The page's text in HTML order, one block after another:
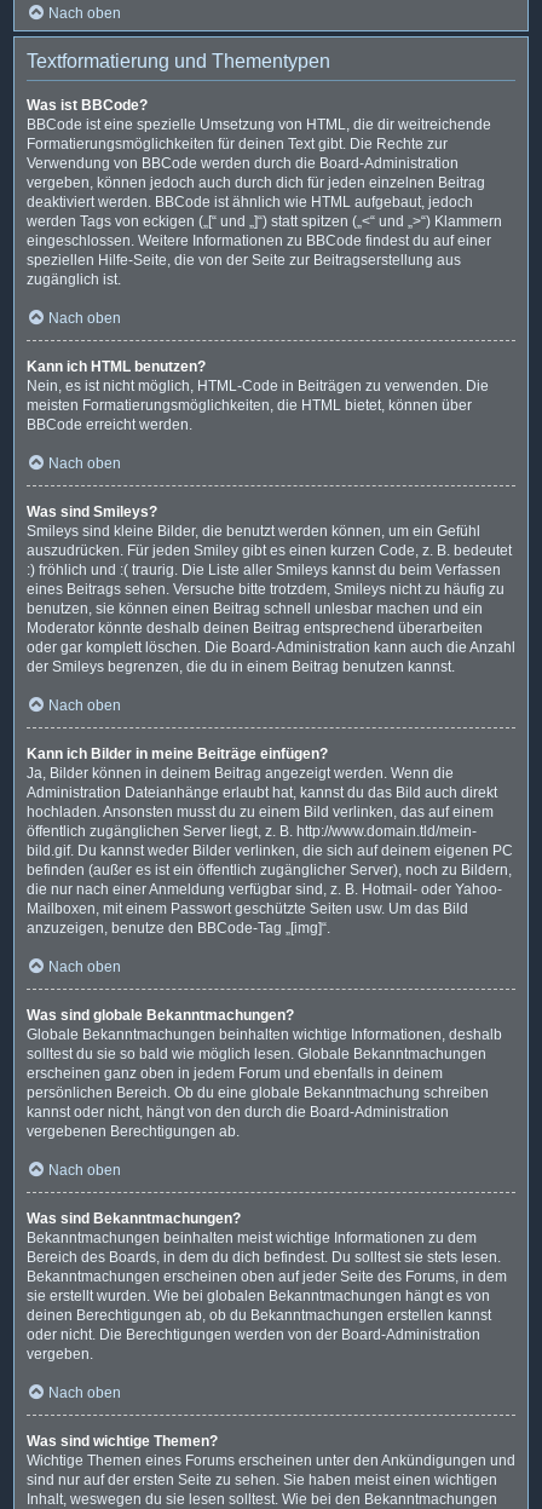
Nach oben
Textformatierung und Thementypen
Was ist BBCode?
BBCode ist eine spezielle Umsetzung von HTML, die dir weitreichende
Formatierungsmöglichkeiten für deinen Text gibt. Die Rechte zur
Verwendung von BBCode werden durch die Board-Administration
vergeben, können jedoch auch durch dich für jeden einzelnen Beitrag
deaktiviert werden. BBCode ist ähnlich wie HTML aufgebaut, jedoch
werden Tags von eckigen („[“ und „]“) statt spitzen („<“ und „>“) Klammern
eingeschlossen. Weitere Informationen zu BBCode findest du auf einer
speziellen Hilfe-Seite, die von der Seite zur Beitragserstellung aus
zugänglich ist.
Nach oben
Kann ich HTML benutzen?
Nein, es ist nicht möglich, HTML-Code in Beiträgen zu verwenden. Die
meisten Formatierungsmöglichkeiten, die HTML bietet, können über
BBCode erreicht werden.
Nach oben
Was sind Smileys?
Smileys sind kleine Bilder, die benutzt werden können, um ein Gefühl
auszudrücken. Für jeden Smiley gibt es einen kurzen Code, z. B. bedeutet
:) fröhlich und :( traurig. Die Liste aller Smileys kannst du beim Verfassen
eines Beitrags sehen. Versuche bitte trotzdem, Smileys nicht zu häufig zu
benutzen, sie können einen Beitrag schnell unlesbar machen und ein
Moderator könnte deshalb deinen Beitrag entsprechend überarbeiten
oder gar komplett löschen. Die Board-Administration kann auch die Anzahl
der Smileys begrenzen, die du in einem Beitrag benutzen kannst.
Nach oben
Kann ich Bilder in meine Beiträge einfügen?
Ja, Bilder können in deinem Beitrag angezeigt werden. Wenn die
Administration Dateianhänge erlaubt hat, kannst du das Bild auch direkt
hochladen. Ansonsten musst du zu einem Bild verlinken, das auf einem
öffentlich zugänglichen Server liegt, z. B. http://www.domain.tld/mein-
bild.gif. Du kannst weder Bilder verlinken, die sich auf deinem eigenen PC
befinden (außer es ist ein öffentlich zugänglicher Server), noch zu Bildern,
die nur nach einer Anmeldung verfügbar sind, z. B. Hotmail- oder Yahoo-
Mailboxen, mit einem Passwort geschützte Seiten usw. Um das Bild
anzuzeigen, benutze den BBCode-Tag „[img]“.
Nach oben
Was sind globale Bekanntmachungen?
Globale Bekanntmachungen beinhalten wichtige Informationen, deshalb
solltest du sie so bald wie möglich lesen. Globale Bekanntmachungen
erscheinen ganz oben in jedem Forum und ebenfalls in deinem
persönlichen Bereich. Ob du eine globale Bekanntmachung schreiben
kannst oder nicht, hängt von den durch die Board-Administration
vergebenen Berechtigungen ab.
Nach oben
Was sind Bekanntmachungen?
Bekanntmachungen beinhalten meist wichtige Informationen zu dem
Bereich des Boards, in dem du dich befindest. Du solltest sie stets lesen.
Bekanntmachungen erscheinen oben auf jeder Seite des Forums, in dem
sie erstellt wurden. Wie bei globalen Bekanntmachungen hängt es von
deinen Berechtigungen ab, ob du Bekanntmachungen erstellen kannst
oder nicht. Die Berechtigungen werden von der Board-Administration
vergeben.
Nach oben
Was sind wichtige Themen?
Wichtige Themen eines Forums erscheinen unter den Ankündigungen und
sind nur auf der ersten Seite zu sehen. Sie haben meist einen wichtigen
Inhalt, weswegen du sie lesen solltest. Wie bei den Bekanntmachungen